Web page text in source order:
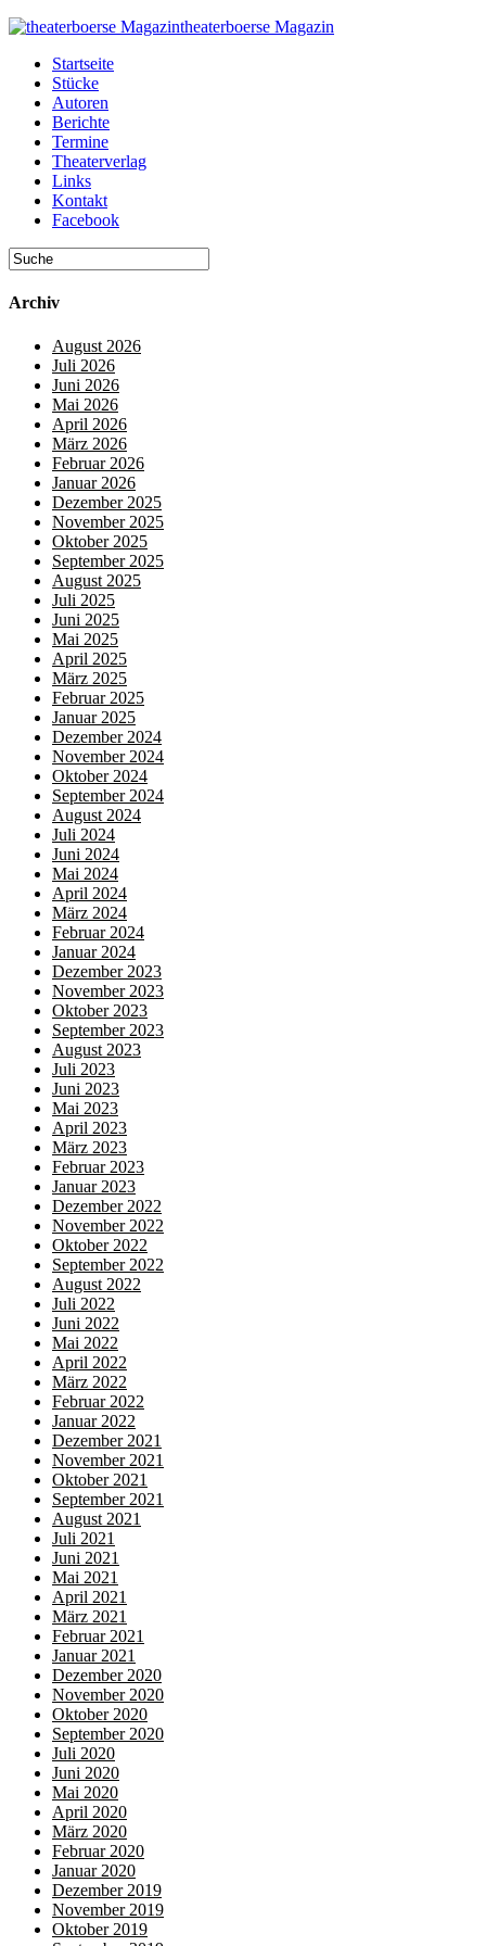
theaterboerse Magazin
Startseite
Stücke
Autoren
Berichte
Termine
Theaterverlag
Links
Kontakt
Facebook
Archiv
August 2026
Juli 2026
Juni 2026
Mai 2026
April 2026
März 2026
Februar 2026
Januar 2026
Dezember 2025
November 2025
Oktober 2025
September 2025
August 2025
Juli 2025
Juni 2025
Mai 2025
April 2025
März 2025
Februar 2025
Januar 2025
Dezember 2024
November 2024
Oktober 2024
September 2024
August 2024
Juli 2024
Juni 2024
Mai 2024
April 2024
März 2024
Februar 2024
Januar 2024
Dezember 2023
November 2023
Oktober 2023
September 2023
August 2023
Juli 2023
Juni 2023
Mai 2023
April 2023
März 2023
Februar 2023
Januar 2023
Dezember 2022
November 2022
Oktober 2022
September 2022
August 2022
Juli 2022
Juni 2022
Mai 2022
April 2022
März 2022
Februar 2022
Januar 2022
Dezember 2021
November 2021
Oktober 2021
September 2021
August 2021
Juli 2021
Juni 2021
Mai 2021
April 2021
März 2021
Februar 2021
Januar 2021
Dezember 2020
November 2020
Oktober 2020
September 2020
Juli 2020
Juni 2020
Mai 2020
April 2020
März 2020
Februar 2020
Januar 2020
Dezember 2019
November 2019
Oktober 2019